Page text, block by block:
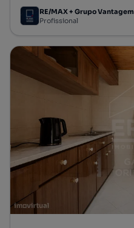
RE/MAX + Grupo Vantagem
Profissional